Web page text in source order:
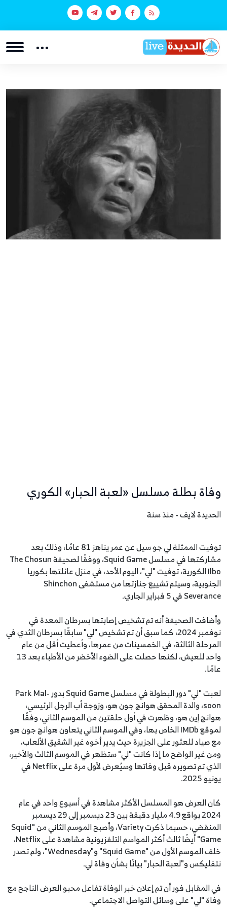
وفاة بطلة مسلسل «لعبة الحبار» الكوري
الحديدة لايف - منذ سنة
توفيت الممثلة لي جو سيل عن عمر يناهز 81 عامًا، وذلك بعد
مشاركتها في مسلسل Squid Game، ووفقًا لصحيفة The Chosun
Ilbo الكورية، توفيت "لي"، اليوم الأحد، في منزل عائلتها بكوريا
الجنوبية، وسيتم تشييع جنازتها من مستشفى Shinchon
Severance في 5 فبراير الجاري.
وأضافت الصحيفة أنه تم تشخيص إصابتها بسرطان المعدة في
نوفمبر 2024، كما سبق أن تم تشخيص "لي" سابقًا بسرطان الثدي في
المرحلة الثالثة، في الخمسينات من عمرها، وأعطيت أقل من عام
واحد للعيش، لكنها حصلت على الضوء الأخضر من الأطباء بعد 13
عامًا.
لعبت "لي" دور البطولة في مسلسل Squid Game بدور Park Mal-
soon، والدة المحقق هوانج جون هو، وزوجة أب الرجل الرئيسي،
هوانج إين هو، وظهرت في أول حلقتين من الموسم الثاني، وفقًا
لموقع IMDb الخاص بها، وفي الموسم الثاني يتعاون هوانج جون هو
مع صياد للعثور على الجزيرة حيث يدير أخوه غير الشقيق الألعاب،
ومن غير الواضح ما إذا كانت "لي" ستظهر في الموسم الثالث والأخير،
الذي تم تصويره قبل وفاتها وسيُعرض لأول مرة على Netflix في
يونيو 2025.
كان العرض هو المسلسل الأكثر مشاهدة في أسبوع واحد في عام
2024 بواقع 4.9 مليار دقيقة بين 23 ديسمبر إلى 29 ديسمبر
المنقضي، حسبما ذكرت Variety، وأصبح الموسم الثاني من "Squid
Game" أيضًا ثالث أكثر المواسم التلفزيونية مشاهدة على Netflix،
خلف الموسم الأول من "Squid Game" و"Wednesday"، ولم تصدر
نتفليكس و"لعبة الحبار" بيانًا بشأن وفاة لي.
في المقابل فور أن تم إعلان خبر الوفاة تفاعل محبو العرض الناجح مع
وفاة "لي" على وسائل التواصل الاجتماعي.